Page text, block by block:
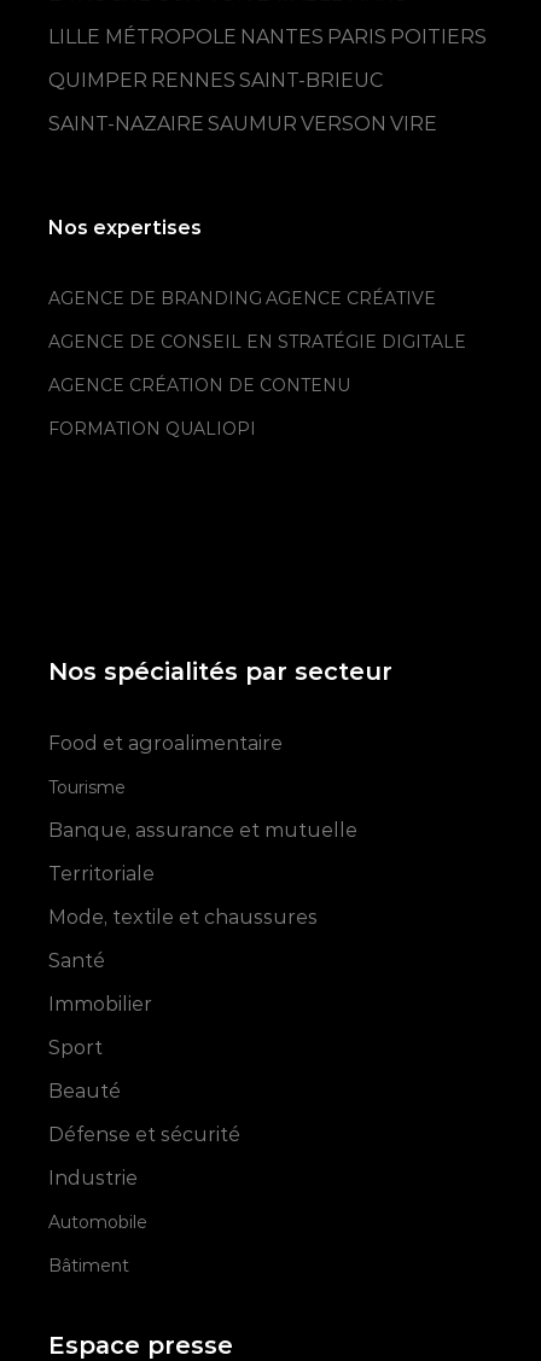
Nos spécialités par secteur
Food et agroalimentaire
Tourisme
Banque, assurance et mutuelle
Territoriale
Mode, textile et chaussures
Santé
Immobilier
Sport
Beauté
Défense et sécurité
Industrie
Automobile
Bâtiment
LILLE MÉTROPOLE NANTES PARIS POITIERS
QUIMPER RENNES SAINT-BRIEUC
SAINT-NAZAIRE SAUMUR VERSON VIRE
Nos expertises
AGENCE DE BRANDING AGENCE CRÉATIVE
AGENCE DE CONSEIL EN STRATÉGIE DIGITALE
AGENCE CRÉATION DE CONTENU
FORMATION QUALIOPI
Espace presse